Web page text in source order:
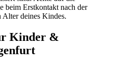
beim Erstkontakt nach der
Alter deines Kindes.
Kinder &